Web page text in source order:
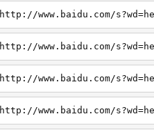
http://www.baidu.com/
http://www.baidu.com/
http://www.baidu.com/
http://www.baidu.com/